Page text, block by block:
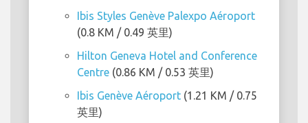
Ibis Styles Genève Palexpo Aéroport
(0.8 KM / 0.49 英里)
Hilton Geneva Hotel and Conference
Centre (0.86 KM / 0.53 英里)
Ibis Genève Aéroport (1.21 KM / 0.75
英里)